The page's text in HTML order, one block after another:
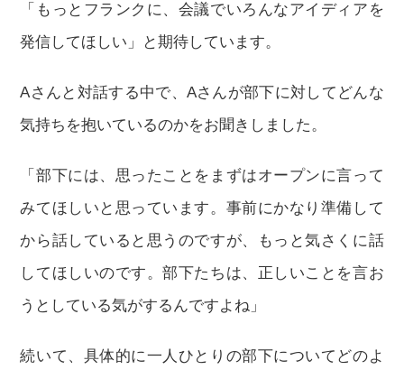
「もっとフランクに、会議でいろんなアイディアを
発信してほしい」と期待しています。
Aさんと対話する中で、Aさんが部下に対してどんな
気持ちを抱いているのかをお聞きしました。
「部下には、思ったことをまずはオープンに言って
みてほしいと思っています。事前にかなり準備して
から話していると思うのですが、もっと気さくに話
してほしいのです。部下たちは、正しいことを言お
うとしている気がするんですよね」
続いて、具体的に一人ひとりの部下についてどのよ